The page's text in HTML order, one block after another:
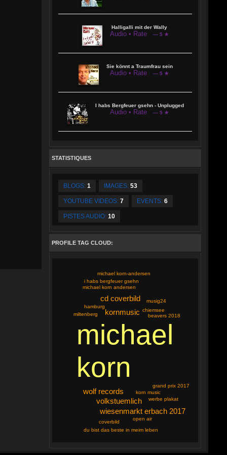
Halligalli mit der Wally
Audio • Rate — 5 ★
Sie könnt a Traumfrau sein
Audio • Rate — 5 ★
I habs Bergfeuer gsehn - Unplugged
Audio • Rate — 5 ★
STATISTIQUES
BLOGS: 1 IMAGES: 53
YOUTUBE VIDEOS: 7 EVENTS: 6
PISTES AUDIO: 10
PROFILE TAG CLOUD:
michael
korn
kornmusic
wolf records
cd coverbild
volkstuemlich
wiesenmarkt erbach 2017
korn music
michael korn andersen
chiemsee
beavers 2018
i habs bergfeuer gsehn
michael korn-andersen
coverbild
grand prix 2017
hamburg
werbe plakat
miltenberg
du bist das beste in meim leben
musig24
open air